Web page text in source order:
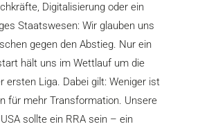
Digitalisierung oder ein
Staatswesen: Wir glauben uns
gegen den Abstieg. Nur ein
hält uns im Wettlauf um die
ersten Liga. Dabei gilt: Weniger ist
für mehr Transformation. Unsere
sollte ein RRA sein – ein